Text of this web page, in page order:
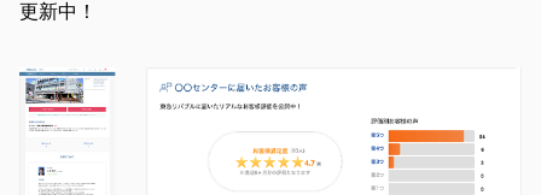
更新中！